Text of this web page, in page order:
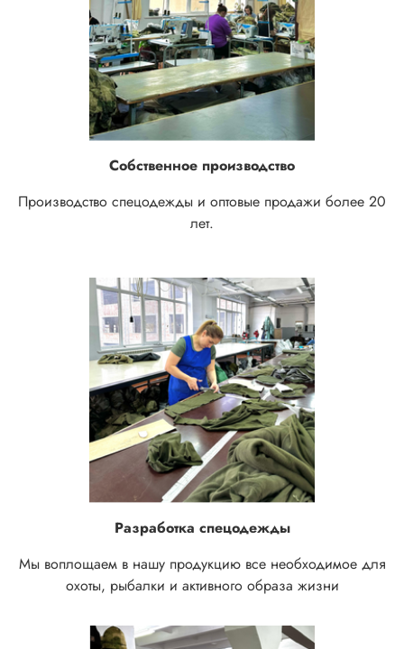
Собственное производство
Производство спецодежды и оптовые продажи более 20
лет.
Разработка спецодежды
Мы воплощаем в нашу продукцию все необходимое для
охоты, рыбалки и активного образа жизни